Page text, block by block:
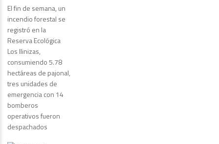
El fin de semana, un
incendio forestal se
registró en la
Reserva Ecológica
Los Ilinizas,
consumiendo 5.78
hectáreas de pajonal,
tres unidades de
emergencia con 14
bomberos
operativos fueron
despachados